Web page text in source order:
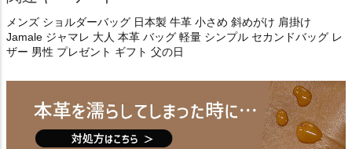
メンズ ショルダーバッグ 日本製 牛革 小さめ 斜めがけ 肩掛け
Jamale ジャマレ 大人 本革 バッグ 軽量 シンプル セカンドバッグ レ
ザー 男性 プレゼント ギフト 父の日